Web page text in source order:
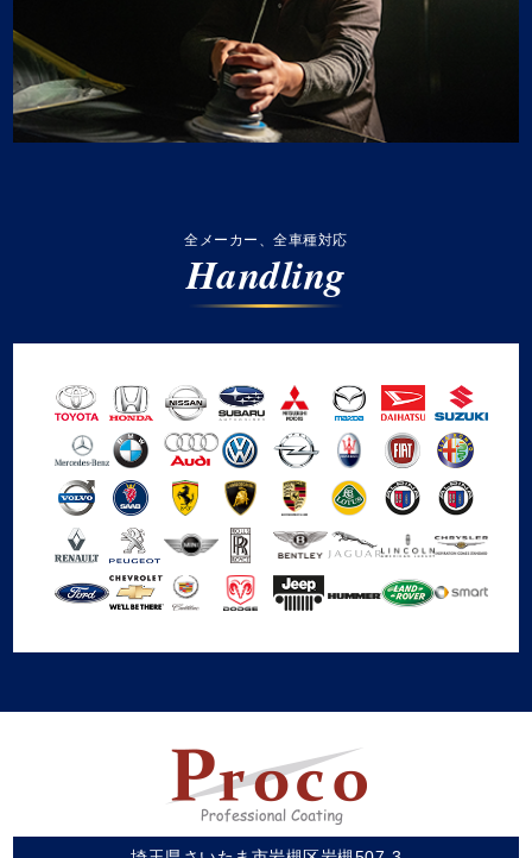
全メーカー、全車種対応
Handling